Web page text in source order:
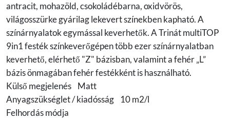
antracit, mohazöld, csokoládébarna, oxidvörös,
világosszürke gyárilag lekevert színekben kapható. A
színárnyalatok egymással keverhetők. A Trinát multiTOP
9in1 festék színkeverőgépen több ezer színárnyalatban
keverhető, elérhető "Z" bázisban, valamint a fehér „L”
bázis önmagában fehér festékként is használható.
Külső megjelenés Matt
Anyagszükséglet / kiadósság 10 m2/l
Felhordás módja